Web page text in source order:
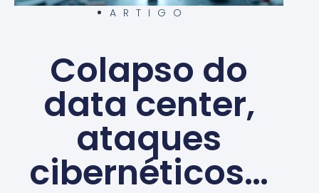
ARTIGO
Colapso do
data center,
ataques
cibernéticos…